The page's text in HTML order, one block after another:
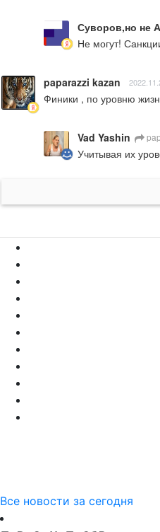
Суворов,но не
Не могут!
paparazzi kazan
Финики , по уровню
Vad Yashin
Учитывая их
Все новости за сегодня